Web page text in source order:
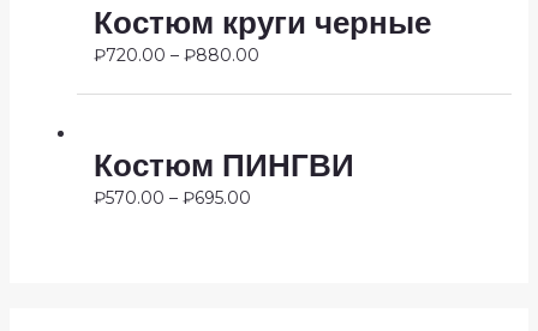
Костюм круги черные
₽720.00 – ₽880.00
Костюм ПИНГВИ
₽570.00 – ₽695.00